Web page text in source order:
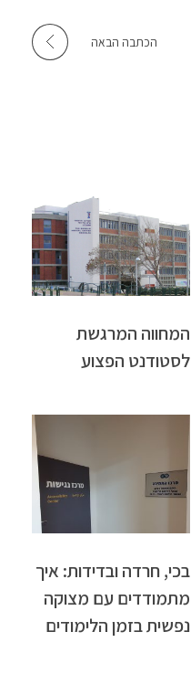
הכתבה הבאה
המחווה המרגשת
לסטודנט הפצוע
בכי, חרדה ובדידות: איך
מתמודדים עם מצוקה
נפשית בזמן הלימודים